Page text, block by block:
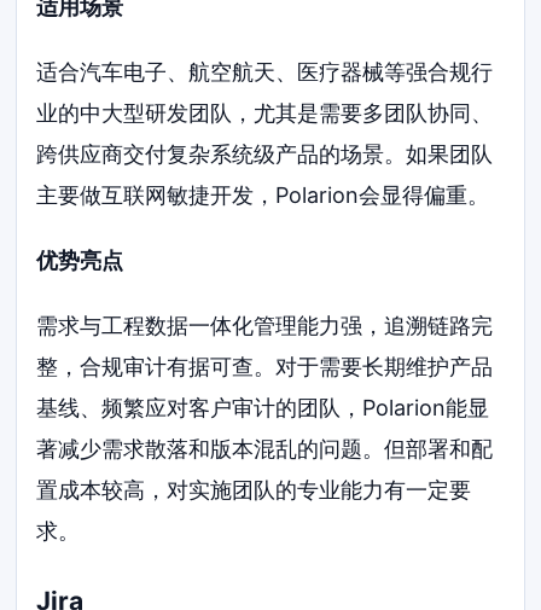
适用场景
适合汽车电子、航空航天、医疗器械等强合规行
业的中大型研发团队，尤其是需要多团队协同、
跨供应商交付复杂系统级产品的场景。如果团队
主要做互联网敏捷开发，Polarion会显得偏重。
优势亮点
需求与工程数据一体化管理能力强，追溯链路完
整，合规审计有据可查。对于需要长期维护产品
基线、频繁应对客户审计的团队，Polarion能显
著减少需求散落和版本混乱的问题。但部署和配
置成本较高，对实施团队的专业能力有一定要
求。
Jira